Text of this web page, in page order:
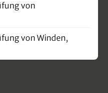
von
von Winden,